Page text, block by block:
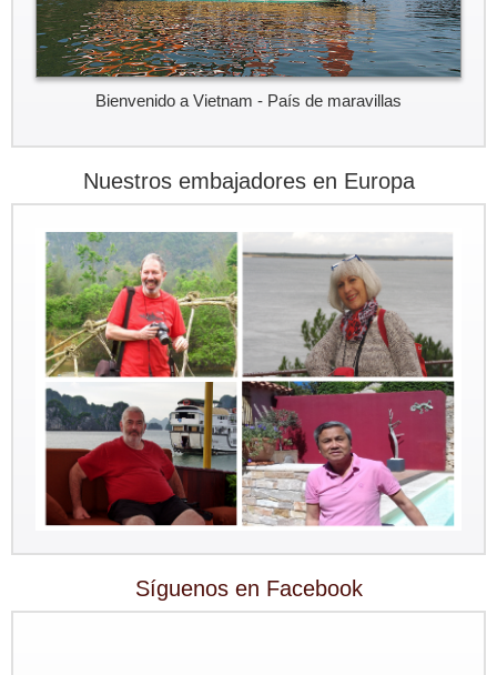
Bienvenido a Vietnam - País de maravillas
Nuestros embajadores en Europa
Síguenos en Facebook